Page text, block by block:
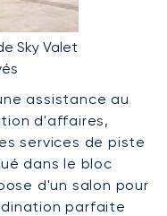
Sky Valet
assistance au
d'affaires,
services de piste
dans le bloc
d'un salon pour
parfaite